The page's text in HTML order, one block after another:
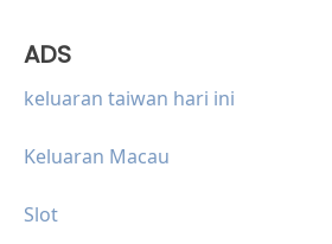
ADS
keluaran taiwan hari ini
Keluaran Macau
Slot